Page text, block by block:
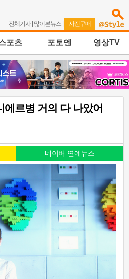
전체기사| 많이본뉴스 | 사진구매
포츠 포토엔 영상TV
에르병 거의 다 나았어
네이버 연예뉴스